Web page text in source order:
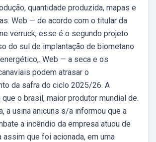
quantidade produzida, mapas e
Web — de acordo com o titular da
verruck, esse é o segundo projeto
do sul de implantação de biometano
Web — a seca e os
podem atrasar o
da safra do ciclo 2025/26. A
o brasil, maior produtor mundial de.
a usina anicuns s/a informou que a
a incêndio da empresa atuou de
assim que foi acionada, em uma